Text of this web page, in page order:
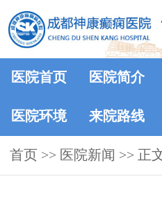
医院首页 医院简介
医院环境 来院路线
首页 >> 医院新闻 >> 正